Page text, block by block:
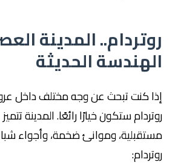
المدينة
الحديثة
كنت تبحث عن وجه مختلف داخل عروض
ستكون خيارًا رائعًا. المدينة تتميز
وموانئ ضخمة، وأجواء شبابية